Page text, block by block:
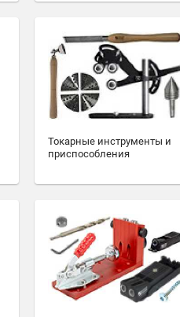
Токарные инструменты и
приспособления